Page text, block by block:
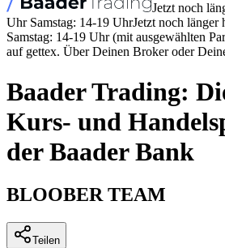
Jetzt noch
Uhr Samstag: 14-19 UhrJetzt noch länger
Samstag: 14-19 Uhr (mit ausgewählten
auf gettex. Über Deinen Broker oder
Baader Trading:
Kurs- und
der Baader Bank
BLOOBER TEAM
Teilen